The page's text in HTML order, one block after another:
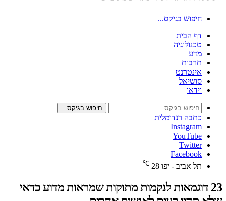
חיפוש בגיקס...
דף הבית
טכנולוגיה
מדע
תרבות
אינטרנט
סושיאל
וידאו
חיפוש בגיקס...
כתבה רנדומלית
Instagram
YouTube
Twitter
Facebook
תל אביב - יפו 28
℃
23 דוגמאות לנקמות מתוקות שמראות מדוע כדאי